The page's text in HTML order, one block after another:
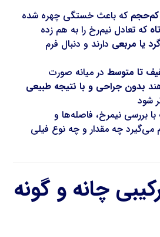
که باعث خستگی چهره شده
که تعادل نیم‌رخ را به هم زده
یا مربعی دارند و دنبال فرم
تا متوسط در میانه صورت
بدون جراحی و با نتیجه طبیعی
شود
بررسی نیمرخ، فاصله‌ها و
چه مقدار و چه نوع فیلی
چانه و گونه